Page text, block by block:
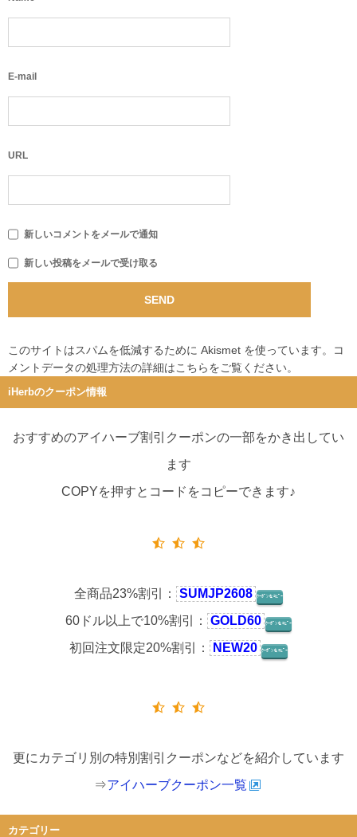
E-mail
URL
新しいコメントをメールで通知
新しい投稿をメールで受け取る
このサイトはスパムを低減するために Akismet を使っています。
コ
メントデータの処理方法の詳細はこちらをご覧ください。
iHerbのクーポン情報
おすすめのアイハーブ割引クーポンの一部をかき出してい
ます
COPYを押すとコードをコピーできます♪
全商品23%割引： SUMJP2608 ｸｰﾎﾟﾝをｺﾋﾟｰ
60ドル以上で10%割引： GOLD60 ｸｰﾎﾟﾝをｺﾋﾟｰ
初回注文限定20%割引： NEW20 ｸｰﾎﾟﾝをｺﾋﾟｰ
更にカテゴリ別の特別割引クーポンなどを紹介しています
⇒アイハーブクーポン一覧
カテゴリー